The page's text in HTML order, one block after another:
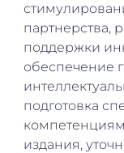
партнерства,
поддержки
обеспечение
подготовка
издания,